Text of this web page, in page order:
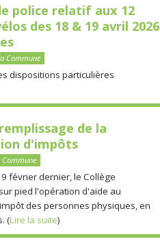
police relatif aux 12
des 18 & 19 avril 2026
Commune
dispositions particulières
de la
d'impôts
Commune
février dernier, le Collège
pied l'opération d'aide au
des personnes physiques, en
(Lire la suite)